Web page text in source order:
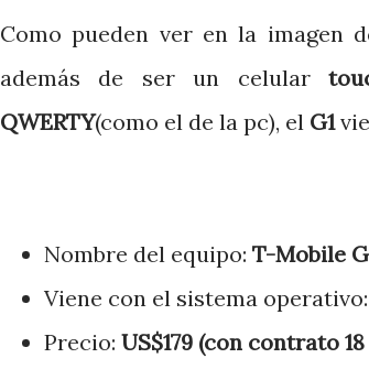
Como pueden ver en la imagen
además de ser un celular
QWERTY(como el de la pc), el G1
Nombre del equipo: T-Mobile
Viene con el sistema
Precio: US$179 (con contrato